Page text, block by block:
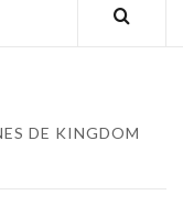
DE KINGDOM